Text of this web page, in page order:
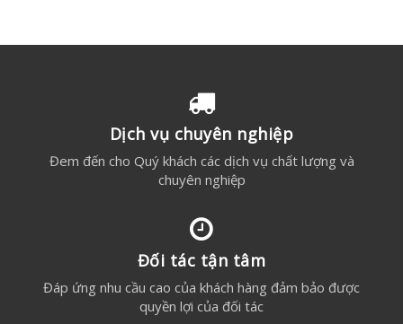
Dịch vụ chuyên nghiệp
Đem đến cho Quý khách các dịch vụ chất lượng và
chuyên nghiệp
Đối tác tận tâm
Đáp ứng nhu cầu cao của khách hàng đảm bảo được
quyền lợi của đối tác